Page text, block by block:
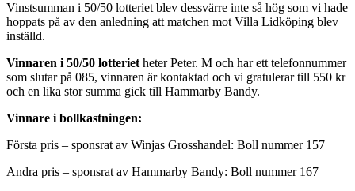
Vinstsumman i 50/50 lotteriet blev dessvärre inte så hög som vi hade
hoppats på av den anledning att matchen mot Villa Lidköping blev
inställd.
Vinnaren i 50/50 lotteriet heter Peter. M och har ett telefonnummer
som slutar på 085, vinnaren är kontaktad och vi gratulerar till 550 kr
och en lika stor summa gick till Hammarby Bandy.
Vinnare i bollkastningen:
Första pris – sponsrat av Winjas Grosshandel: Boll nummer 157
Andra pris – sponsrat av Hammarby Bandy: Boll nummer 167